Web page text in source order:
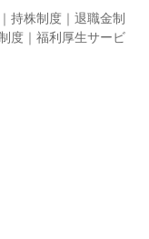
持株制度｜退職金制
度｜福利厚生サービ